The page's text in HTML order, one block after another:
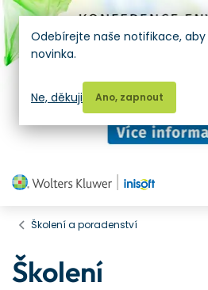
Školení a poradenství
Školení
Odebírejte naše notifikace,
novinka.
Ano, zapnout
Ne, děkuji